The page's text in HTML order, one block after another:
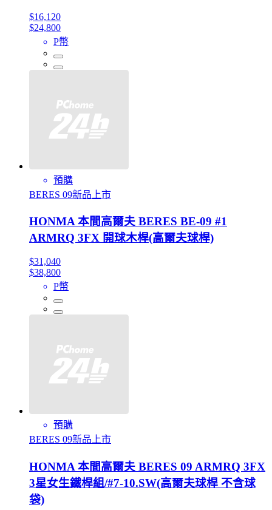
$16,120
$24,800
P幣
預購
BERES 09新品上市
HONMA 本間高爾夫 BERES BE-09 #1
ARMRQ 3FX 開球木桿(高爾夫球桿)
$31,040
$38,800
P幣
預購
BERES 09新品上市
HONMA 本間高爾夫 BERES 09 ARMRQ 3FX
3星女生鐵桿組/#7-10.SW(高爾夫球桿 不含球
袋)